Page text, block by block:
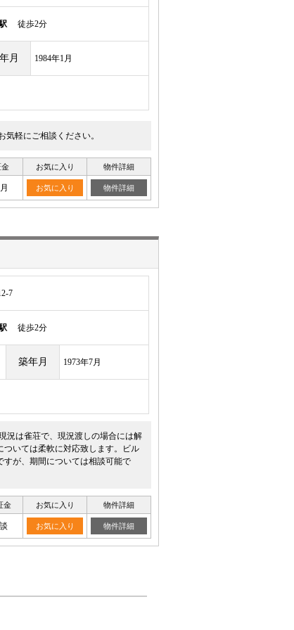
徒歩2分
月 1984年1月
軽にご相談ください。
金 お気に入り 物件詳細
お気に入り 物件詳細
7
徒歩2分
築年月 1973年7月
況は雀荘で、現況渡しの場合には解
いては柔軟に対応致します。ビル
すが、期間については相談可能で
金 お気に入り 物件詳細
お気に入り 物件詳細